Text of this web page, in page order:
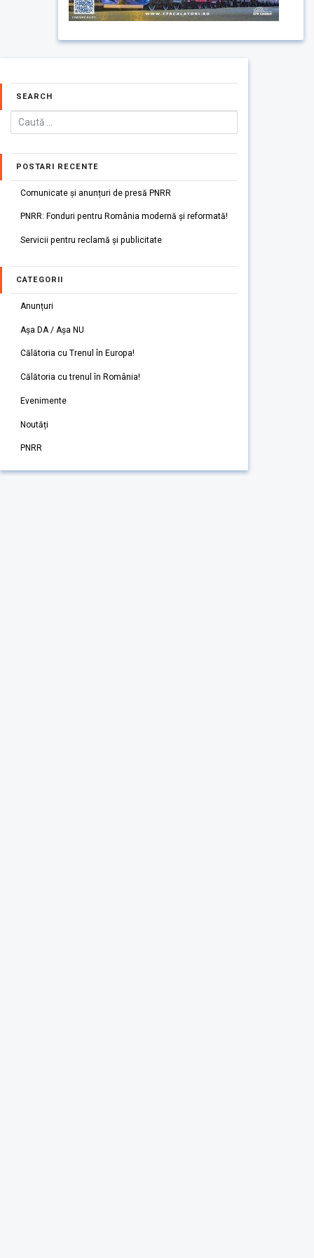
SEARCH
POSTARI RECENTE
Comunicate și anunțuri de presă PNRR
PNRR: Fonduri pentru România modernă și reformată!
Servicii pentru reclamă și publicitate
CATEGORII
Anunțuri
Așa DA / Așa NU
Călătoria cu Trenul în Europa!
Călătoria cu trenul în România!
Evenimente
Noutăți
PNRR